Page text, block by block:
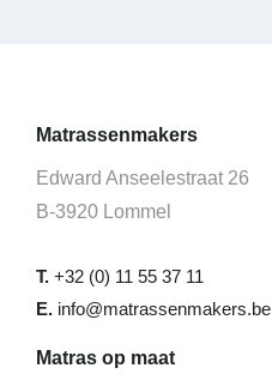
Matrassenmakers
Edward Anseelestraat 26
B-3920 Lommel
T. +32 (0) 11 55 37 11
E. info@matrassenmakers.be
Matras op maat